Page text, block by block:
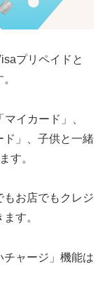
プリペイドと
イカード」、
ド」、子供と一緒
す。
もお店でもクレジ
す。
ャージ」機能は